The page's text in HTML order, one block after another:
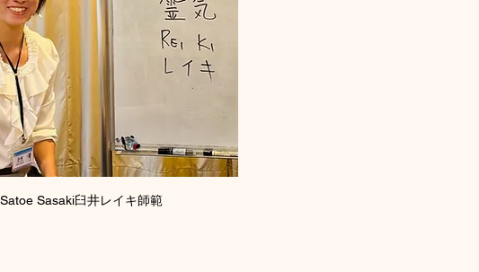
Satoe Sasaki臼井レイキ師範